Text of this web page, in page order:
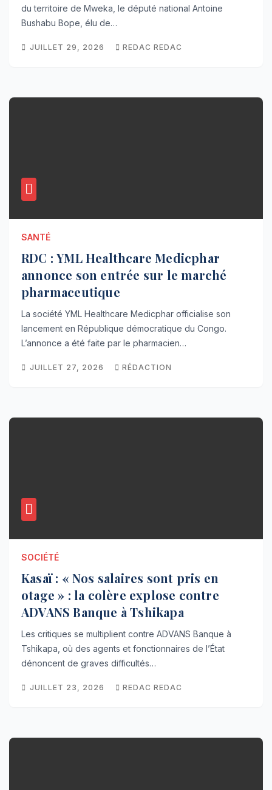
du territoire de Mweka, le député national Antoine
Bushabu Bope, élu de…
JUILLET 29, 2026 REDAC REDAC
SANTÉ
RDC : YML Healthcare Medicphar
annonce son entrée sur le marché
pharmaceutique
La société YML Healthcare Medicphar officialise son
lancement en République démocratique du Congo.
L’annonce a été faite par le pharmacien…
JUILLET 27, 2026 RÉDACTION
SOCIÉTÉ
Kasaï : « Nos salaires sont pris en
otage » : la colère explose contre
ADVANS Banque à Tshikapa
Les critiques se multiplient contre ADVANS Banque à
Tshikapa, où des agents et fonctionnaires de l’État
dénoncent de graves difficultés…
JUILLET 23, 2026 REDAC REDAC